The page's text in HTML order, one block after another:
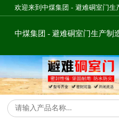
欢迎来到中煤集团 - 避难硐室门生
中煤集团 - 避难硐室门生产制